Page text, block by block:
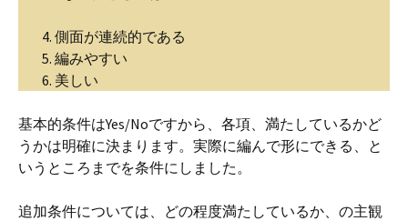
側面が連続的である
編みやすい
美しい
基本的条件はYes/Noですから、各項、満たしているかど
うかは明確に決まります。実際に編んで形にできる、と
いうところまでを条件にしました。
追加条件については、どの程度満たしているか、の主観